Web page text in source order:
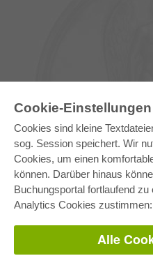
Cookie-Einstellungen
Cookies sind kleine
sog. Session speichert. Wir
Cookies, um einen
können. Darüber hinaus
Buchungsportal fortlaufend
Analytics Cookies zustimmen:
Alle
Gesamtpaket
Fachbereichspakete
Pick & Choose
Bereitstellung von E-Books
Häufig gestellte Fragen (FAQ)
WEBSHOP
AGB